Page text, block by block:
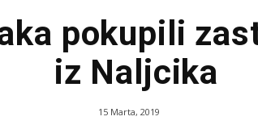
Navijaci
pokupili
iz Naljcika
15 Marta, 2019